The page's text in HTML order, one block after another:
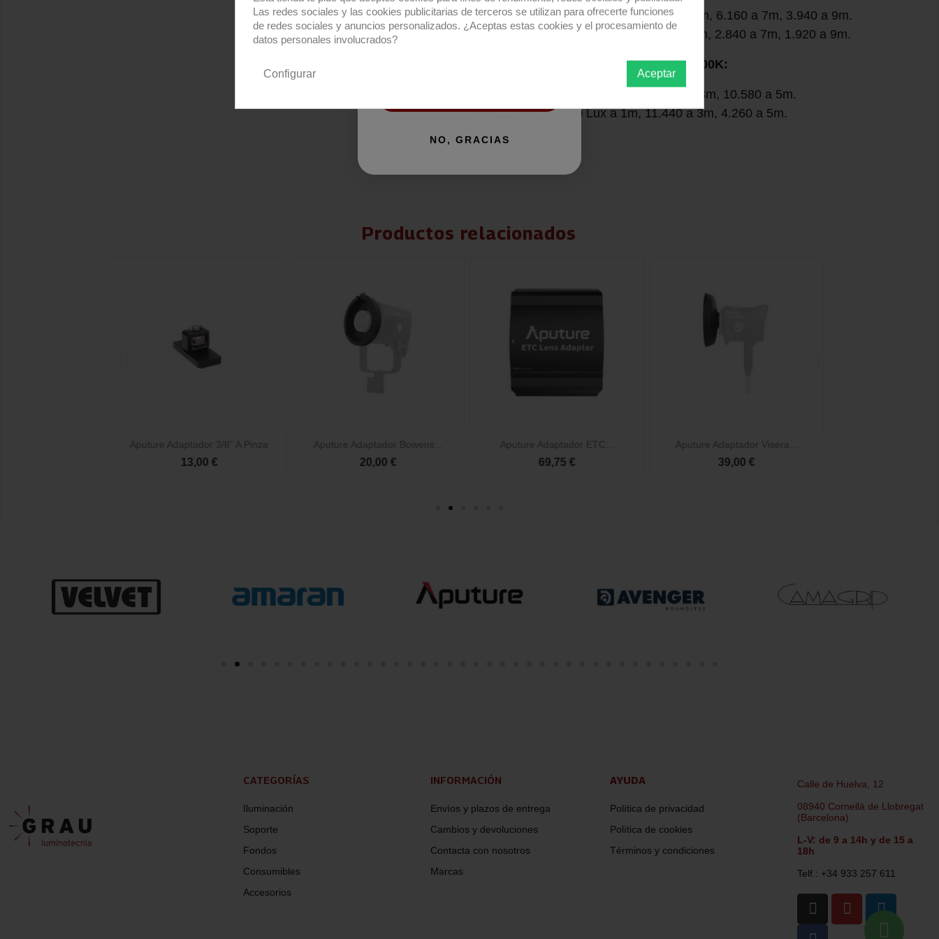
Spot 18º: 32.410 Lux a 3m, 12.090 a 5m, 6.160 a 7m, 3.940 a 9m.
Flood 45º: 14.470 Lux a 3m, 5.590 a 5m, 2.840 a 7m, 1.920 a 9m.
Datos fotométricos con el CS15 a 5600K:
Spot 18º: 224.200 Lux a 1m, 29.300 a 3m, 10.580 a 5m.
Flood 45º: 89.200 Lux a 1m, 11.440 a 3m, 4.260 a 5m.
Productos relacionados
Aputure Adaptador Bowens...
20,00 €
Vista rápida Aputure Adaptador ETC...
69,75 €
Vista rápida Aputure Adaptador Visera...
39,00 €
Vista rápida Aputure Adaptador Visera XT52
160,00 €
 Vista rápida
CATEGORÍAS
Iluminación
Soporte
Fondos
Consumibles
Accesorios
INFORMACIÓN
Envíos y plazos de entrega
Cambios y devoluciones
Contacta con nosotros
Marcas
AYUDA
Política de privacidad
Política de cookies
Términos y condiciones
Calle de Huelva, 12
08940 Cornellà de Llobregat
(Barcelona)
L-V: de 9 a 14h y de 15 a
18h
Telf.: +34 933 257 611
Las redes sociales y las cookies publicitarias de terceros se utilizan para ofrecerte funciones
de redes sociales y anuncios personalizados. ¿Aceptas estas cookies y el procesamiento de
datos personales involucrados?
Aceptar
Configurar
Regístrate para recibir el descuento.
Email
NO, GRACIAS